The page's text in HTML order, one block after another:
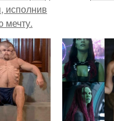
исполнив
мечту.